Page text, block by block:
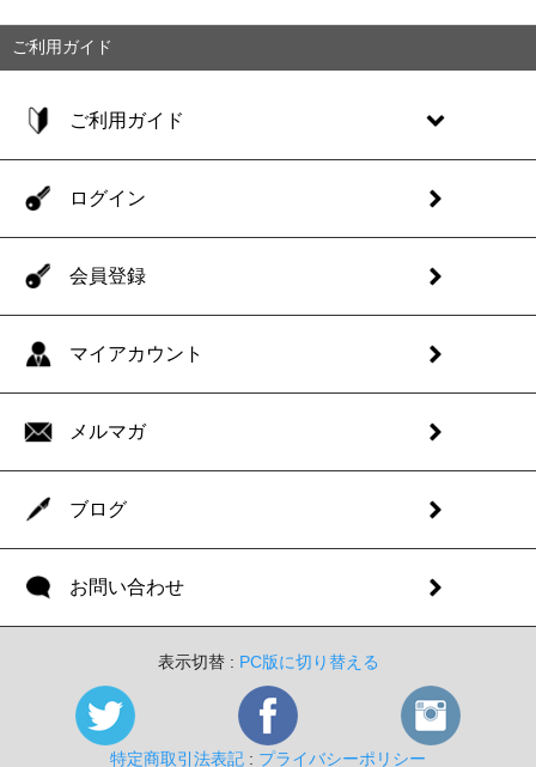
ご利用ガイド
ご利用ガイド
ログイン
会員登録
マイアカウント
メルマガ
ブログ
お問い合わせ
表示切替 : PC版に切り替える
特定商取引法表記 : プライバシーポリシー